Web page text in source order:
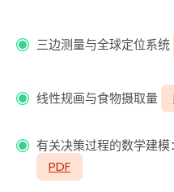
三边测量与全球定位系统
线性规画与食物摄取量
有关决策过程的数学建
PDF